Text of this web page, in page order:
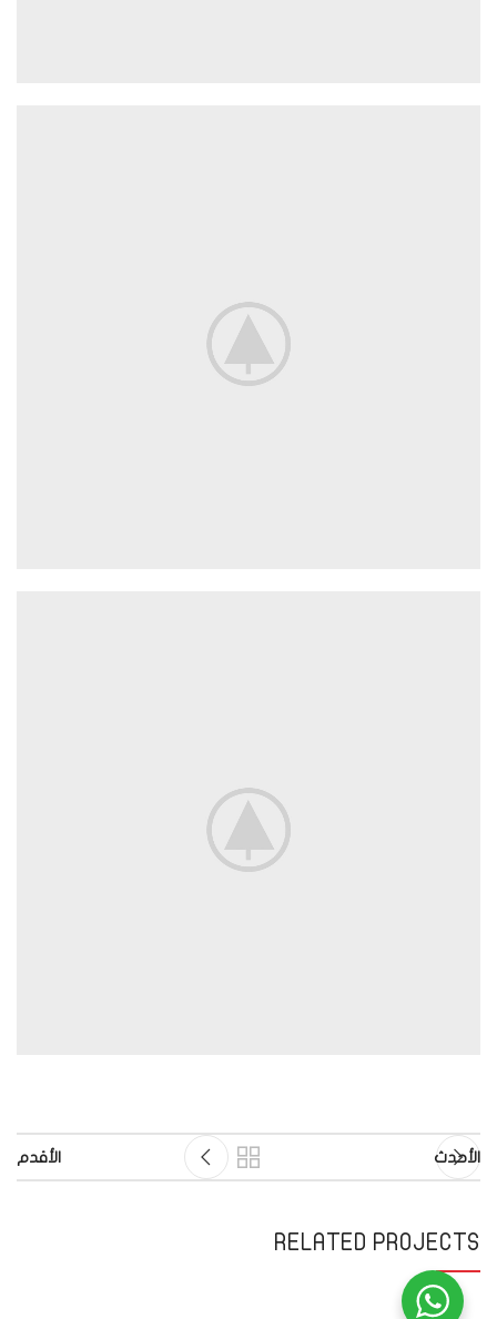
الأحدث الأقدم
RELATED PROJECTS